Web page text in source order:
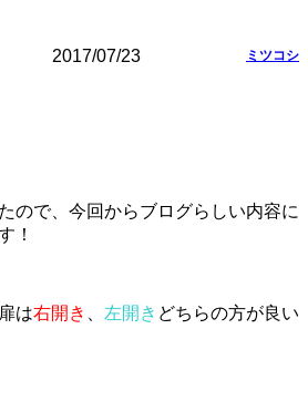
2017/07/23 ミツコシ
ので、今回からブログらしい内容に
！
は右開き 左開き どちらの方が良い